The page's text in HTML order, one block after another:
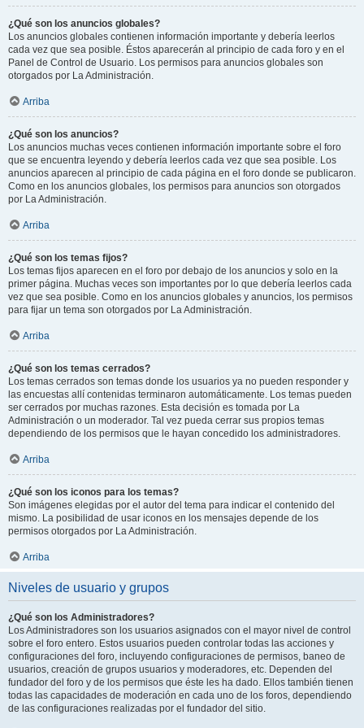
¿Qué son los anuncios globales?
Los anuncios globales contienen información importante y debería leerlos
cada vez que sea posible. Éstos aparecerán al principio de cada foro y en el
Panel de Control de Usuario. Los permisos para anuncios globales son
otorgados por La Administración.
Arriba
¿Qué son los anuncios?
Los anuncios muchas veces contienen información importante sobre el foro
que se encuentra leyendo y debería leerlos cada vez que sea posible. Los
anuncios aparecen al principio de cada página en el foro donde se publicaron.
Como en los anuncios globales, los permisos para anuncios son otorgados
por La Administración.
Arriba
¿Qué son los temas fijos?
Los temas fijos aparecen en el foro por debajo de los anuncios y solo en la
primer página. Muchas veces son importantes por lo que debería leerlos cada
vez que sea posible. Como en los anuncios globales y anuncios, los permisos
para fijar un tema son otorgados por La Administración.
Arriba
¿Qué son los temas cerrados?
Los temas cerrados son temas donde los usuarios ya no pueden responder y
las encuestas allí contenidas terminaron automáticamente. Los temas pueden
ser cerrados por muchas razones. Esta decisión es tomada por La
Administración o un moderador. Tal vez pueda cerrar sus propios temas
dependiendo de los permisos que le hayan concedido los administradores.
Arriba
¿Qué son los iconos para los temas?
Son imágenes elegidas por el autor del tema para indicar el contenido del
mismo. La posibilidad de usar iconos en los mensajes depende de los
permisos otorgados por La Administración.
Arriba
Niveles de usuario y grupos
¿Qué son los Administradores?
Los Administradores son los usuarios asignados con el mayor nivel de control
sobre el foro entero. Estos usuarios pueden controlar todas las acciones y
configuraciones del foro, incluyendo configuraciones de permisos, baneo de
usuarios, creación de grupos usuarios y moderadores, etc. Dependen del
fundador del foro y de los permisos que éste les ha dado. Ellos también tienen
todas las capacidades de moderación en cada uno de los foros, dependiendo
de las configuraciones realizadas por el fundador del sitio.